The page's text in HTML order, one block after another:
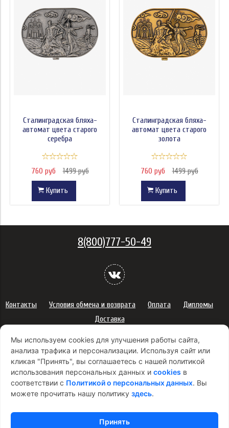
Сталинградская бляха-
автомат цвета старого
серебра
760 руб 1499 руб
Купить
Сталинградская бляха-
автомат цвета старого
золота
760 руб 1499 руб
Купить
Мы используем cookies для улучшения работы сайта,
анализа трафика и персонализации. Используя сайт или
кликая "Принять", вы соглашаетесь с нашей политикой
использования персональных данных и cookies в
соответствии с Политикой о персональных данных. Вы
можете прочитать нашу политику здесь.
Принять
8(800)777-50-49
Контакты Условия обмена и возврата Оплата
Дипломы
Доставка
Сертификаты
Оферта
Правила использования подарочных карт
Правила ухода за одеждой
Политика платежей
Условия использования Cookie-файлов